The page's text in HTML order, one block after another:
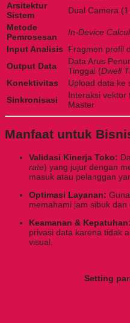
Arsitektur
Sistem
Dual Camera
Metode
Pemrosesan
In-Device
Input Analisis
Fragmen profil
Output Data
Data Arus
Tinggal (Dwell
Konektivitas
Upload data ke
Sinkronisasi
Interaksi vektor
Master
Manfaat untuk
Validasi Kinerja Toko:
rate) yang jujur dengan
masuk atau pelanggan
Optimasi Layanan:
memahami jam sibuk dan
Keamanan & Kepatuhan:
privasi data karena tidak
visual.
Setting